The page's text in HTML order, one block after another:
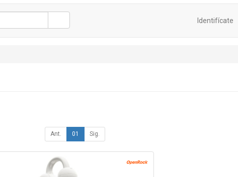
Identifícate
Ant. 01 Sig.